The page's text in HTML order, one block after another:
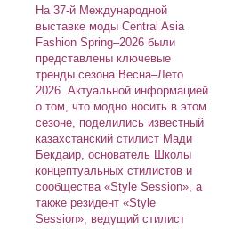
На 37-й Международной
выставке моды Central Asia
Fashion Spring–2026 были
представлены ключевые
тренды сезона Весна–Лето
2026. Актуальной информацией
о том, что модно носить в этом
сезоне, поделились известный
казахстанский стилист Мади
Бекдаир, основатель Школы
концептуальных стилистов и
сообщества «Style Session», а
также резидент «Style
Session», ведущий стилист